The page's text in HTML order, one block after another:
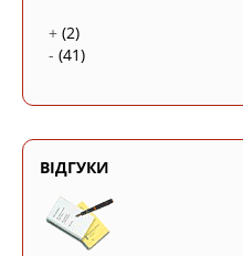
+ (2)
- (41)
ВІДГУКИ